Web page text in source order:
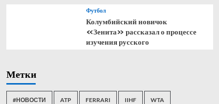
Футбол
Колумбийский новичок
«Зенита» рассказал о процессе
изучения русского
Метки
#НОВОСТИ ATP FERRARI IIHF WTA